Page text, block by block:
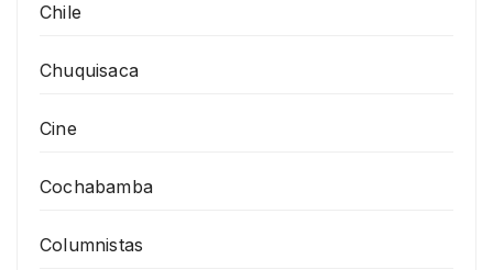
Chile
Chuquisaca
Cine
Cochabamba
Columnistas